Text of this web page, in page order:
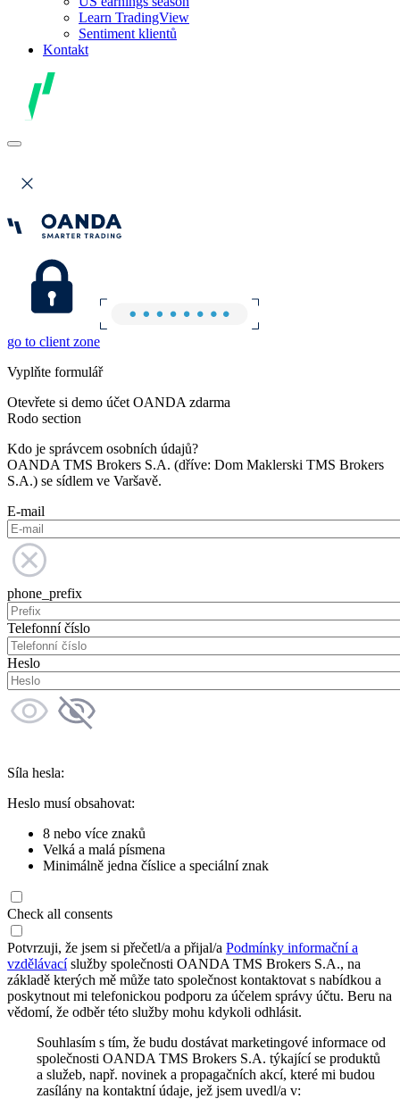
Learn TradingView
Sentiment klientů
Kontakt
go to client zone
Vyplňte formulář
Otevřete si demo účet OANDA zdarma
Rodo section
Kdo je správcem osobních údajů?
OANDA TMS Brokers S.A. (dříve: Dom Maklerski TMS Brokers
S.A.) se sídlem ve Varšavě.
E-mail
phone_prefix
Telefonní číslo
Heslo
Síla hesla:
Heslo musí obsahovat:
8 nebo více znaků
Velká a malá písmena
Minimálně jedna číslice a speciální znak
Check all consents
Potvrzuji, že jsem si přečetl/a a přijal/a Podmínky informační a
vzdělávacíslužby společnosti OANDA TMS Brokers S.A., na
základě kterých mě může tato společnost kontaktovat s nabídkou a
poskytnout mi telefonickou podporu za účelem správy účtu. Beru na
vědomí, že odběr této služby mohu kdykoli odhlásit.
Souhlasím s tím, že budu dostávat marketingové informace od
společnosti OANDA TMS Brokers S.A. týkající se produktů
a služeb, např. novinek a propagačních akcí, které mi budou
zasílány na kontaktní údaje, jež jsem uvedl/a v: